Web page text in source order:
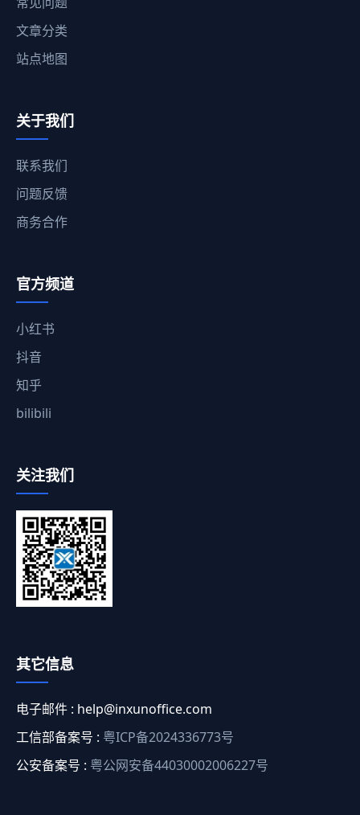
文章分类
站点地图
关于我们
联系我们
问题反馈
商务合作
官方频道
小红书
抖音
知乎
bilibili
关注我们
其它信息
电子邮件 : help@inxunoffice.com
工信部备案号 : 粤ICP备2024336773号
公安备案号 : 粤公网安备44030002006227号